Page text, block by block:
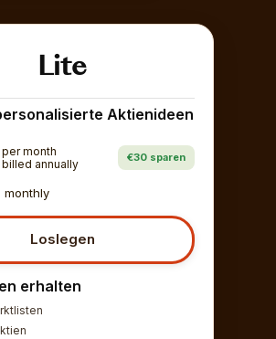
Lite
Aktienideen
per month
billed annually
€30 sparen
monthly
Loslegen
erhalten